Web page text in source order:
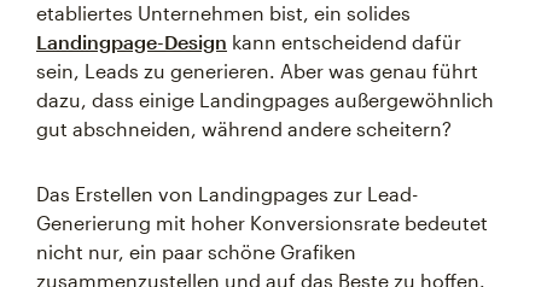
etabliertes Unternehmen bist, ein solides
Landingpage-Design kann entscheidend dafür
sein, Leads zu generieren. Aber was genau führt
dazu, dass einige Landingpages außergewöhnlich
gut abschneiden, während andere scheitern?
Das Erstellen von Landingpages zur Lead-
Generierung mit hoher Konversionsrate bedeutet
nicht nur, ein paar schöne Grafiken
zusammenzustellen und auf das Beste zu hoffen.